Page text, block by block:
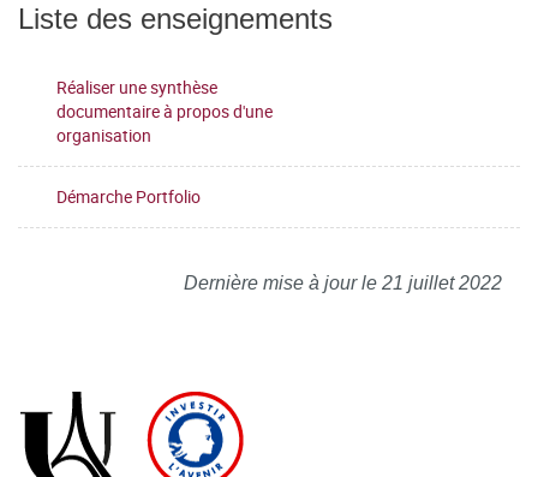
Liste des enseignements
Réaliser une synthèse
documentaire à propos d'une
organisation
Démarche Portfolio
Dernière mise à jour le 21 juillet 2022